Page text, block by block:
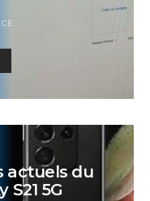
actuels du
S21 5G